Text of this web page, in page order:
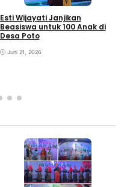
Esti Wijayati Janjikan
Beasiswa untuk 100 Anak di
Desa Poto
Juni 21, 2026